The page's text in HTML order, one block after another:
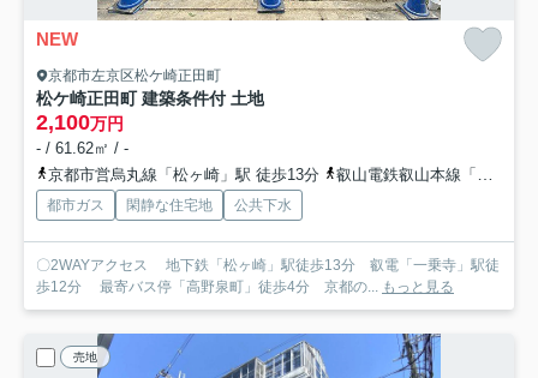
NEW
京都市左京区松ケ崎正田町
松ケ崎正田町 建築条件付 土地
2,100万円
- / 61.62㎡ / -
京都市営烏丸線「松ヶ崎」駅 徒歩13分
叡山電鉄叡山本線「一乗寺」駅 徒歩12分
都市ガス 閑静な住宅地 公共下水
〇2WAYアクセス 地下鉄「松ヶ崎」駅徒歩13分 叡電「一乗寺」駅徒
歩12分 最寄バス停「高野泉町」徒歩4分 京都の...
もっと見る
売地